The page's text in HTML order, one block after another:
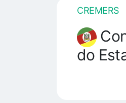
CREMERS
do